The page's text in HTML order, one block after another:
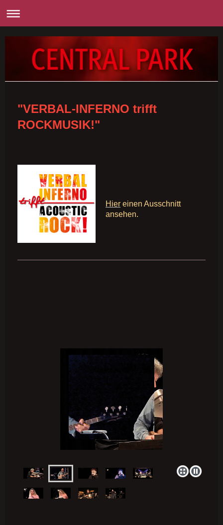
"VERBAL-INFERNO trifft
ROCKMUSIK!"
Hier einen Ausschnitt
ansehen.